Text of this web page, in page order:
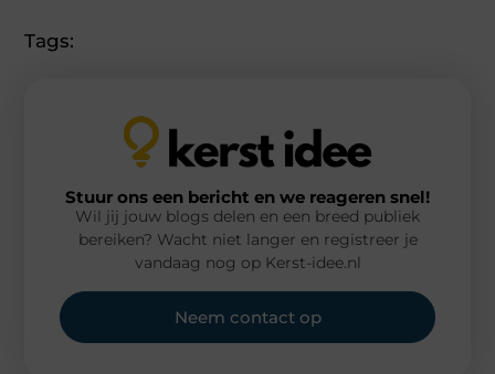
Tags:
Stuur ons een bericht en we reageren snel!
Wil jij jouw blogs delen en een breed publiek
bereiken? Wacht niet langer en registreer je
vandaag nog op Kerst-idee.nl
Neem contact op